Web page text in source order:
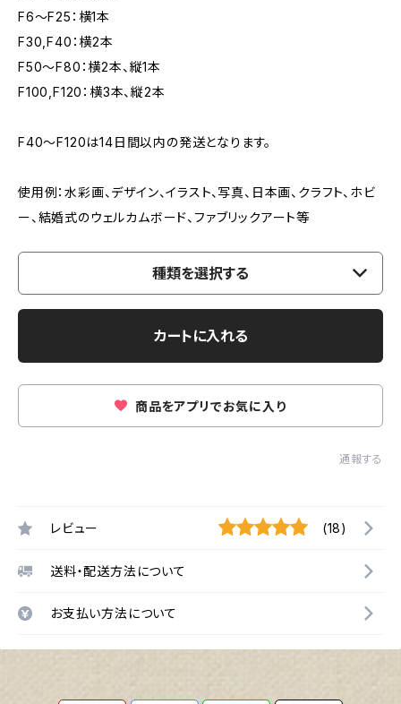
F6～F25：横1本
F30,F40：横2本
F50～F80：横2本、縦1本
F100,F120：横3本、縦2本
F40～F120は14日間以内の発送となります。
使用例：水彩画、デザイン、イラスト、写真、日本画、クラフト、ホビ
ー、結婚式のウェルカムボード、ファブリックアート等
種類を選択する
カートに入れる
商品をアプリでお気に入り
通報する
レビュー (18)
送料・配送方法について
お支払い方法について